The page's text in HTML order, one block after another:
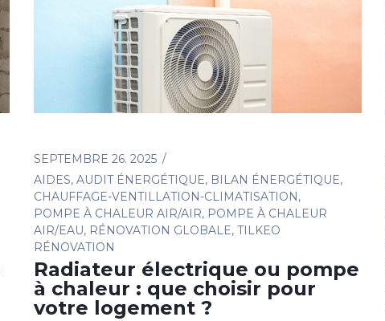
SEPTEMBRE 26. 2025
AIDES, AUDIT ÉNERGÉTIQUE, BILAN ÉNERGÉTIQUE,
CHAUFFAGE-VENTILLATION-CLIMATISATION,
POMPE À CHALEUR AIR/AIR, POMPE À CHALEUR
AIR/EAU, RÉNOVATION GLOBALE, TILKEO
RÉNOVATION
Radiateur électrique ou pompe
à chaleur : que choisir pour
votre logement ?